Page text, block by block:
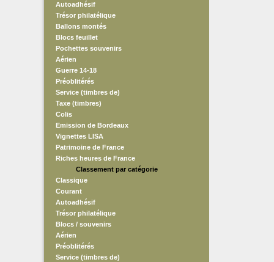
Autoadhésif
Trésor philatélique
Ballons montés
Blocs feuillet
Pochettes souvenirs
Aérien
Guerre 14-18
Préoblitérés
Service (timbres de)
Taxe (timbres)
Colis
Emission de Bordeaux
Vignettes LISA
Patrimoine de France
Riches heures de France
Classement par catégorie
Classique
Courant
Autoadhésif
Trésor philatélique
Blocs / souvenirs
Aérien
Préoblitérés
Service (timbres de)